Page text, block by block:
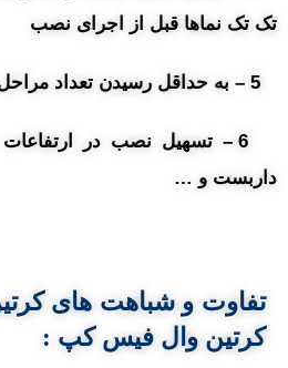
تک تک نماها قبل از اجرای نصب
6 – تسهیل نصب در ارتفاعات
داربست و …
تفاوت و شباهت های
کرتین وال فیس کپ :